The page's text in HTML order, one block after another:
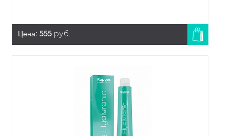
Цена: 555 руб.